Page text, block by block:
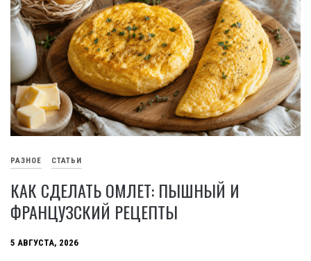
РАЗНОЕ СТАТЬИ
КАК СДЕЛАТЬ ОМЛЕТ: ПЫШНЫЙ И
ФРАНЦУЗСКИЙ РЕЦЕПТЫ
5 АВГУСТА, 2026